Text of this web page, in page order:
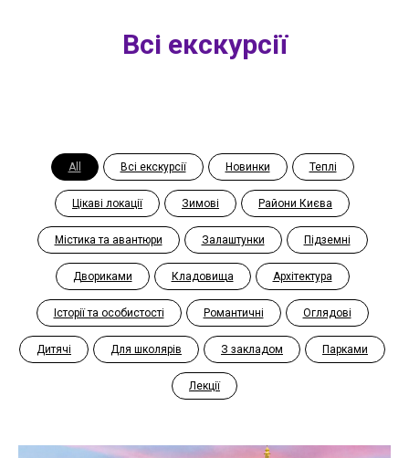
Всі екскурсії
All Всі екскурсії Новинки Теплі
Цікаві локації Зимові Райони Києва
Містика та авантюри Залаштунки Підземні
Двориками Кладовища Архітектура
Історії та особистості Романтичні Оглядові
Дитячі Для школярів З закладом Парками
Лекції